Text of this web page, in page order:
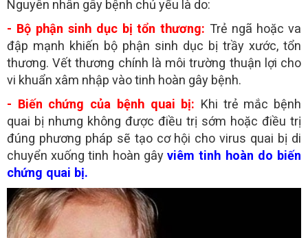
Nguyên nhân gây bệnh chủ yếu là do:
- Bộ phận sinh dục bị tổn thương:Trẻ ngã hoặc va
đập mạnh khiến bộ phận sinh dục bị trầy xước, tổn
thương. Vết thương chính là môi trường thuận lợi cho
vi khuẩn xâm nhập vào tinh hoàn gây bệnh.
- Biến chứng của bệnh quai bị: Khi trẻ mắc bệnh
quai bị nhưng không được điều trị sớm hoặc điều trị
đúng phương pháp sẽ tạo cơ hội cho virus quai bị di
chuyển xuống tinh hoàn gâyviêm tinh hoàn do biến
chứng quai bị.